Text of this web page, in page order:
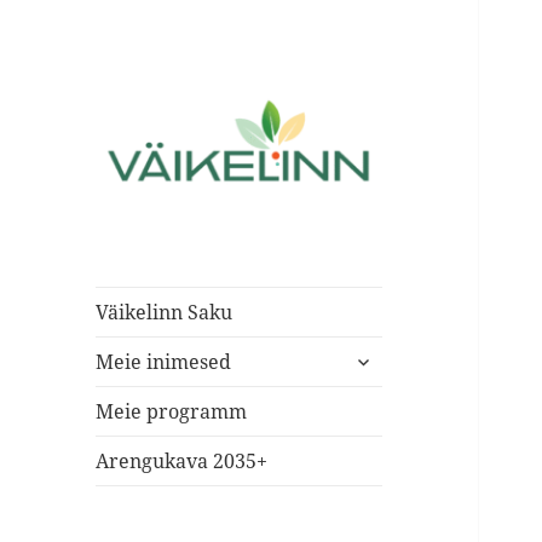
Väikelinn Saku
Meie inimesed
laienda
Meie programm
Arengukava 2035+